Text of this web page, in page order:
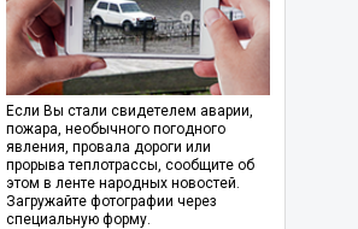
Если Вы стали свидетелем аварии,
пожара, необычного погодного
явления, провала дороги или
прорыва теплотрассы, сообщите об
этом в ленте народных новостей.
Загружайте фотографии через
специальную форму.